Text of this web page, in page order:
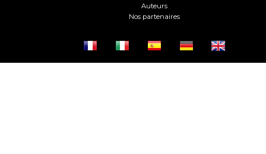
Auteurs
Nos partenaires